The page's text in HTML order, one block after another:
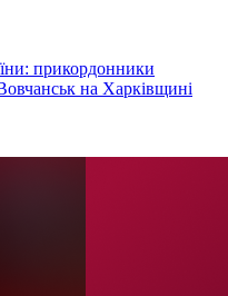
прикордонники
на Харківщині